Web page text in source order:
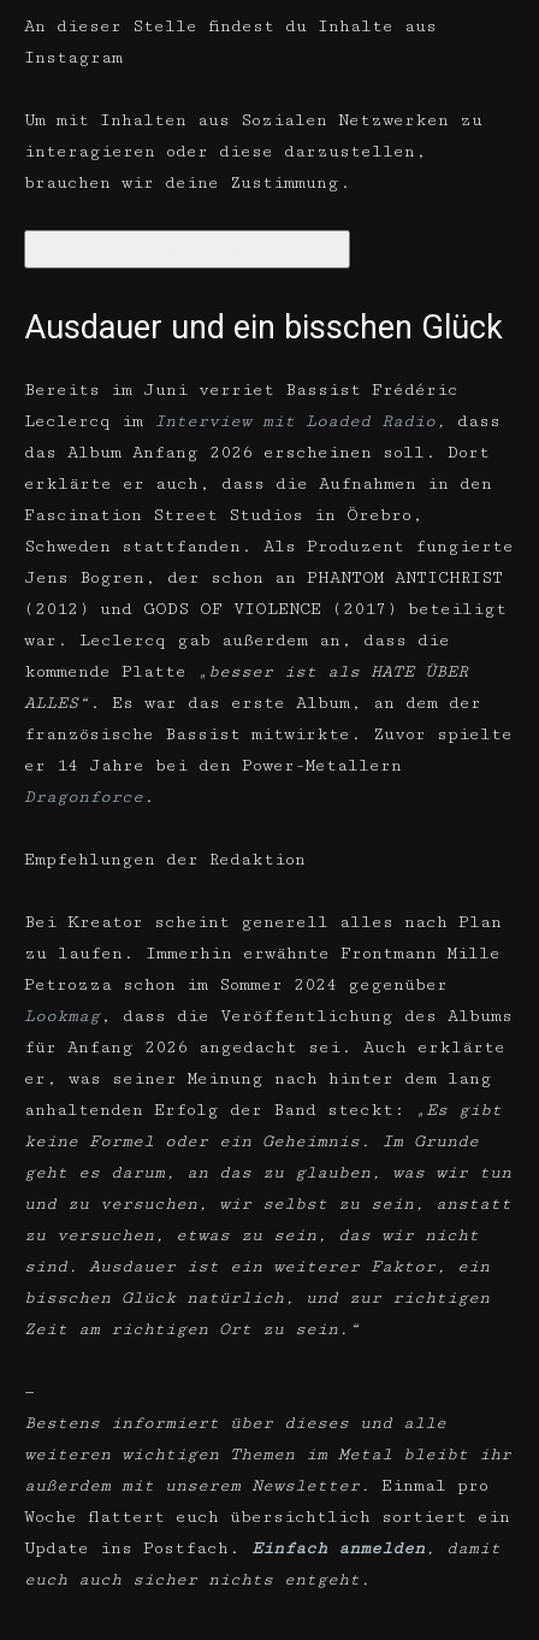
An dieser Stelle findest du Inhalte aus
Instagram
Um mit Inhalten aus Sozialen Netzwerken zu
interagieren oder diese darzustellen,
brauchen wir deine Zustimmung.
Ausdauer und ein bisschen Glück
Bereits im Juni verriet Bassist Frédéric
Leclercq im
Interview mit Loaded Radio , dass
das Album Anfang 2026 erscheinen soll. Dort
erklärte er auch, dass die Aufnahmen in den
Fascination Street Studios in Örebro,
Schweden stattfanden. Als Produzent fungierte
Jens Bogren, der schon an PHANTOM ANTICHRIST
(2012) und GODS OF VIOLENCE (2017) beteiligt
war. Leclercq gab außerdem an, dass die
kommende Platte
„besser ist als HATE ÜBER
ALLES“ . Es war das erste Album, an dem der
französische Bassist mitwirkte. Zuvor spielte
er 14 Jahre bei den Power-Metallern
Dragonforce .
Empfehlungen der Redaktion
Bei Kreator scheint generell alles nach Plan
zu laufen. Immerhin erwähnte Frontmann Mille
Petrozza schon im Sommer 2024 gegenüber
Lookmag, dass die Veröffentlichung des Albums
für Anfang 2026 angedacht sei. Auch erklärte
er, was seiner Meinung nach hinter dem lang
anhaltenden Erfolg der Band steckt:
„Es gibt
keine Formel oder ein Geheimnis. Im Grunde
geht es darum, an das zu glauben, was wir tun
und zu versuchen, wir selbst zu sein, anstatt
zu versuchen, etwas zu sein, das wir nicht
sind. Ausdauer ist ein weiterer Faktor, ein
bisschen Glück natürlich, und zur richtigen
Zeit am richtigen Ort zu sein.“
—
Bestens informiert über dieses und alle
weiteren wichtigen Themen im Metal bleibt ihr
außerdem mit unserem Newsletter.
Einmal pro
Woche flattert euch übersichtlich sortiert ein
Update ins Postfach. Einfach anmelden , damit
euch auch sicher nichts entgeht.